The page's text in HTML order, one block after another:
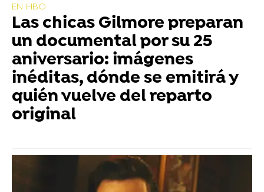
EN HBO
Las chicas Gilmore preparan
un documental por su 25
aniversario: imágenes
inéditas, dónde se emitirá y
quién vuelve del reparto
original